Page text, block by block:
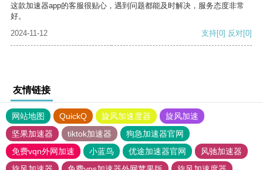
这款加速器app的客服很贴心，遇到问题都能及时解决，服务态度非常
好。
2024-11-12
支持[0] 反对[0]
友情链接
网站地图 QuickQ 旋风加速度器
旋风加速
坚果加速器
tiktok加速器
狗急加速器官网
免费vqn外网加速
小蓝鸟 优途加速器官网
风驰加速器